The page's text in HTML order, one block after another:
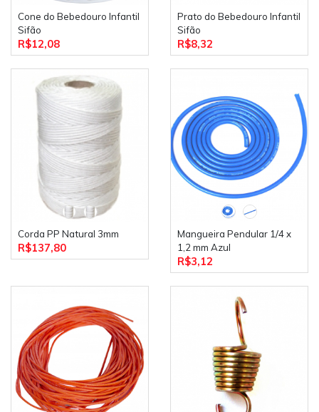
Cone do Bebedouro Infantil
Sifão
R$12,08
Prato do Bebedouro Infantil
Sifão
R$8,32
Corda PP Natural 3mm
R$137,80
Mangueira Pendular 1/4 x
1,2 mm Azul
R$3,12